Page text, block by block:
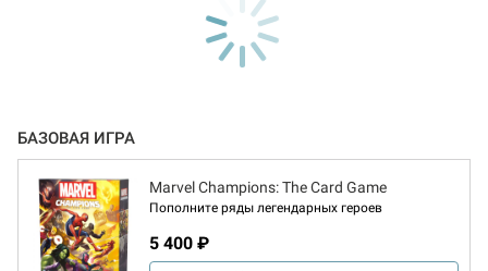
БАЗОВАЯ ИГРА
Marvel Champions: The Card Game
Пополните ряды легендарных героев
5 400 ₽